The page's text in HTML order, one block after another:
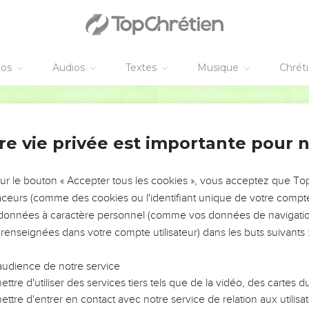
Audios Textes Musique
se produise des guérisons, des miracles et d’autres signes
Jésus.
Esprit et se mirent à annoncer la parole de Dieu avec une
leurs biens entre eux
de ses biens : tout ce qu’ils avaient était mis en commun.
de persuasion, les apôtres continuaient à rendre témoignage
de Dieu agissait visiblement avec eux tous.
dans le besoin, car ceux qui possédaient des champs ou
aux apôtres pour qu’ils en disposent librement. Ceux-ci
un nommé Joseph possédait un terrain. C’était un
Barnabas, c’est-à-dire celui qui console et encourage.
vie privée est importante pour
le bouton « Accepter tous les cookies », vous acceptez que
(comme des cookies ou l'identifiant unique de votre
à caractère personnel (comme vos données de
dans votre compte utilisateur) dans les buts suivants :
de notre service
d'utiliser des services tiers tels que de la vidéo, des cartes
d'entrer en contact avec notre service de relation aux